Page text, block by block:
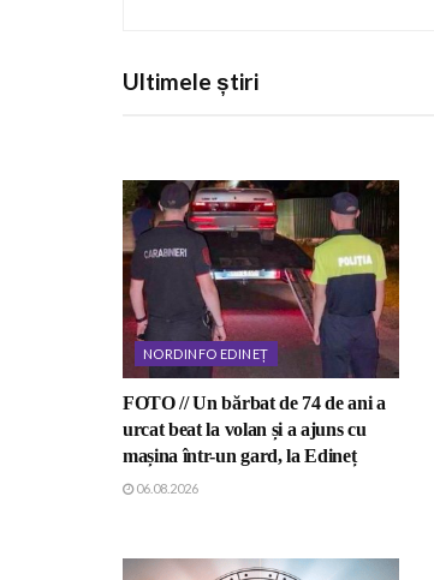
Ultimele știri
NORDINFO EDINEȚ
FOTO // Un bărbat de 74 de ani a
urcat beat la volan și a ajuns cu
mașina într-un gard, la Edineț
06.08.2026